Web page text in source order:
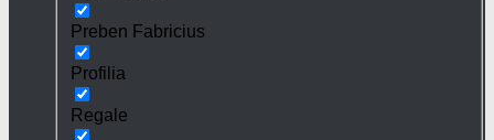
Preben Fabricius
Profilia
Regale